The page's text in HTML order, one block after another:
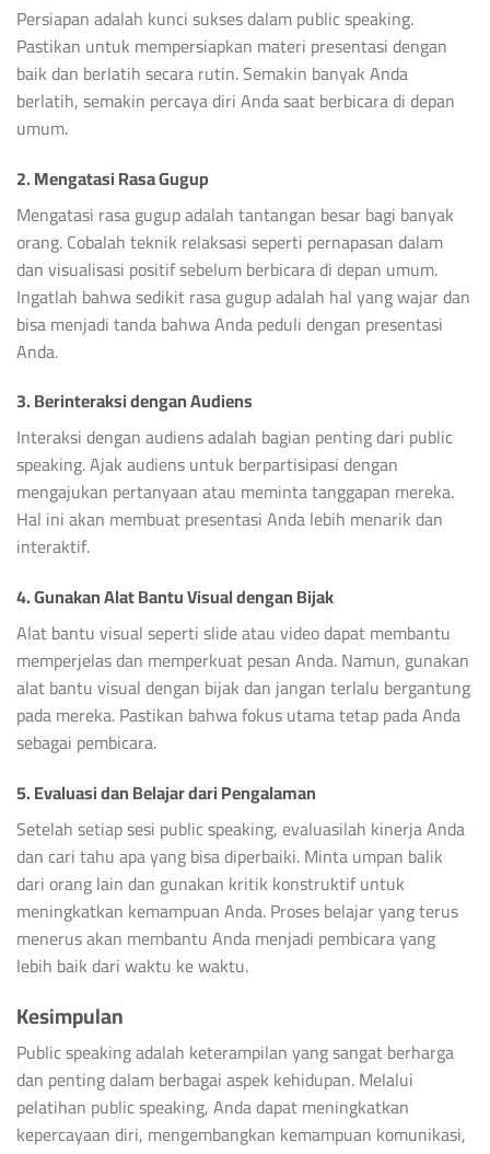
Persiapan adalah kunci sukses dalam public speaking.
Pastikan untuk mempersiapkan materi presentasi dengan
baik dan berlatih secara rutin. Semakin banyak Anda
berlatih, semakin percaya diri Anda saat berbicara di depan
umum.
2. Mengatasi Rasa Gugup
Mengatasi rasa gugup adalah tantangan besar bagi banyak
orang. Cobalah teknik relaksasi seperti pernapasan dalam
dan visualisasi positif sebelum berbicara di depan umum.
Ingatlah bahwa sedikit rasa gugup adalah hal yang wajar dan
bisa menjadi tanda bahwa Anda peduli dengan presentasi
Anda.
3. Berinteraksi dengan Audiens
Interaksi dengan audiens adalah bagian penting dari public
speaking. Ajak audiens untuk berpartisipasi dengan
mengajukan pertanyaan atau meminta tanggapan mereka.
Hal ini akan membuat presentasi Anda lebih menarik dan
interaktif.
4. Gunakan Alat Bantu Visual dengan Bijak
Alat bantu visual seperti slide atau video dapat membantu
memperjelas dan memperkuat pesan Anda. Namun, gunakan
alat bantu visual dengan bijak dan jangan terlalu bergantung
pada mereka. Pastikan bahwa fokus utama tetap pada Anda
sebagai pembicara.
5. Evaluasi dan Belajar dari Pengalaman
Setelah setiap sesi public speaking, evaluasilah kinerja Anda
dan cari tahu apa yang bisa diperbaiki. Minta umpan balik
dari orang lain dan gunakan kritik konstruktif untuk
meningkatkan kemampuan Anda. Proses belajar yang terus
menerus akan membantu Anda menjadi pembicara yang
lebih baik dari waktu ke waktu.
Kesimpulan
Public speaking adalah keterampilan yang sangat berharga
dan penting dalam berbagai aspek kehidupan. Melalui
pelatihan public speaking, Anda dapat meningkatkan
kepercayaan diri, mengembangkan kemampuan komunikasi,